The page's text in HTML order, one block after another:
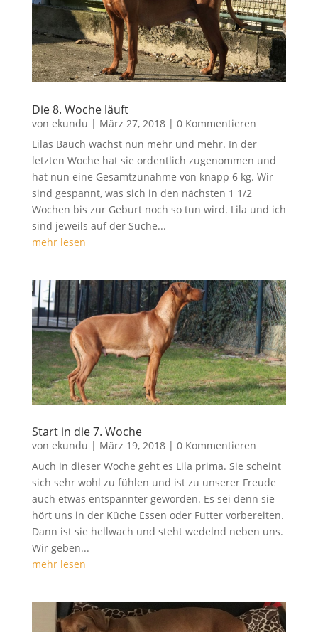
Die 8. Woche läuft
von ekundu | März 27, 2018| 0 Kommentieren
Lilas Bauch wächst nun mehr und mehr. In der
letzten Woche hat sie ordentlich zugenommen und
hat nun eine Gesamtzunahme von knapp 6 kg. Wir
sind gespannt, was sich in den nächsten 1 1/2
Wochen bis zur Geburt noch so tun wird. Lila und ich
sind jeweils auf der Suche...
mehr lesen
Start in die 7. Woche
von ekundu | März 19, 2018| 0 Kommentieren
Auch in dieser Woche geht es Lila prima. Sie scheint
sich sehr wohl zu fühlen und ist zu unserer Freude
auch etwas entspannter geworden. Es sei denn sie
hört uns in der Küche Essen oder Futter vorbereiten.
Dann ist sie hellwach und steht wedelnd neben uns.
Wir geben...
mehr lesen